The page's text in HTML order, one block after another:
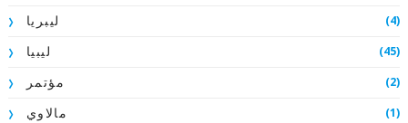
ليبريا (4)
ليبيا (45)
مؤتمر (2)
مالاوي (1)